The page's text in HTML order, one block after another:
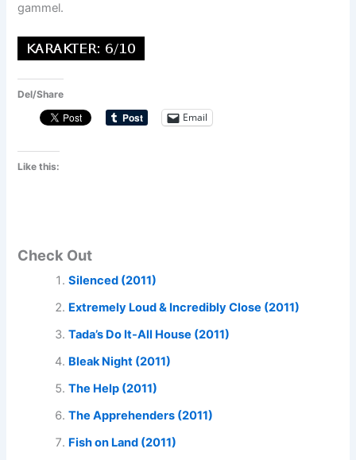
gammel.
Del/Share
Email
Like this:
Check Out
Silenced (2011)
Extremely Loud & Incredibly Close (2011)
Tada’s Do It-All House (2011)
Bleak Night (2011)
The Help (2011)
The Apprehenders (2011)
Fish on Land (2011)